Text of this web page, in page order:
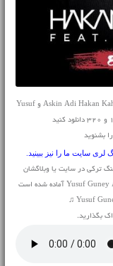
مخاطبین محترم رسانه ی نفیس موزیک آهنگ ترکی ♬ Askin Adi Hakan Kahraman و Yusuf
بشنوید
لریسایت ما را نیز ببینید.
ترکی در سایت یا وبلاگشان
بگذارید.